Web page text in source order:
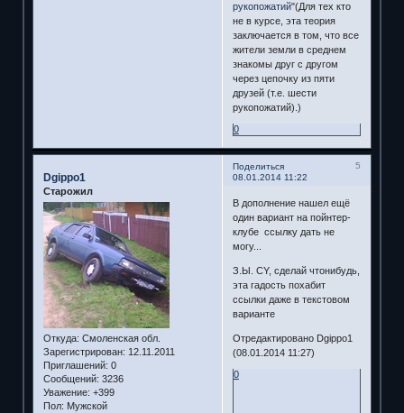
рукопожатий"(Для тех кто
не в курсе, эта теория
заключается в том, что все
жители земли в среднем
знакомы друг с другом
через цепочку из пяти
друзей (т.е. шести
рукопожатий).)
0
Поделиться
5
08.01.2014 11:22
Dgippo1
Старожил
Откуда: Смоленская обл.
Зарегистрирован: 12.11.2011
Приглашений: 0
Сообщений: 3236
Уважение: +399
Пол: Мужской
В дополнение нашел ещё
один вариант на пойнтер-
клубе ссылку дать не
могу...
З.Ы. CY, сделай чтонибудь,
эта гадость похабит
ссылки даже в текстовом
варианте
Отредактировано Dgippo1
(08.01.2014 11:27)
0